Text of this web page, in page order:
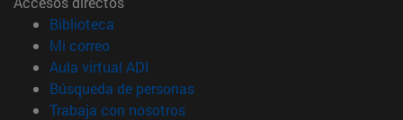
Biblioteca
Mi correo(abre en nueva ventana)
Aula virtual ADI
Búsqueda de personas(abre en nueva ventana)
Trabaja con nosotros(abre en nueva ventana)